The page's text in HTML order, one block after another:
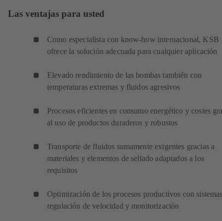
Las ventajas para usted
Como especialista con know-how internacional, KSB
ofrece la solución adecuada para cualquier aplicación
Elevado rendimiento de las bombas también con
temperaturas extremas y fluidos agresivos
Procesos eficientes en consumo energético y costes
al uso de productos duraderos y robustos
Transporte de fluidos sumamente exigentes gracias a
materiales y elementos de sellado adaptados a los
requisitos
Optimización de los procesos productivos con
regulación de velocidad y monitorización